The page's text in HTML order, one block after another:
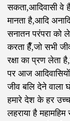
सकता,आदिवासी
मानता है,आदि
सनातन परंपरा को
करता हैँ,जो सभी
रक्षा का प्रण लेता
पर आज आदिवासियों
जीव बलि देने वाला
हमारे देश के हर
लहराया है महामहिम